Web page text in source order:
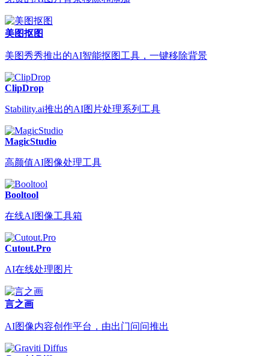
美图抠图
美图秀秀推出的AI智能抠图工具，一键移除背景
ClipDrop
Stability.ai推出的AI图片处理系列工具
MagicStudio
高颜值AI图像处理工具
Booltool
在线AI图像工具箱
Cutout.Pro
AI在线处理图片
言之画
AI图像内容创作平台，由出门问问推出